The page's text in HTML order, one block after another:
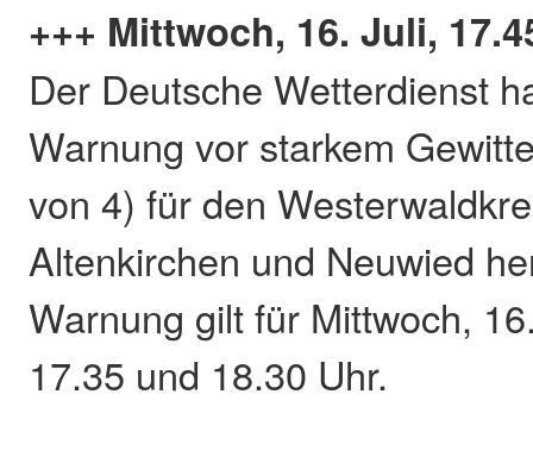
+++ Mittwoch, 16. Juli,
Der Deutsche Wetterdienst
Warnung vor starkem
von 4) für den
Altenkirchen und Neuwied
Warnung gilt für Mittwoch,
17.35 und 18.30 Uhr.